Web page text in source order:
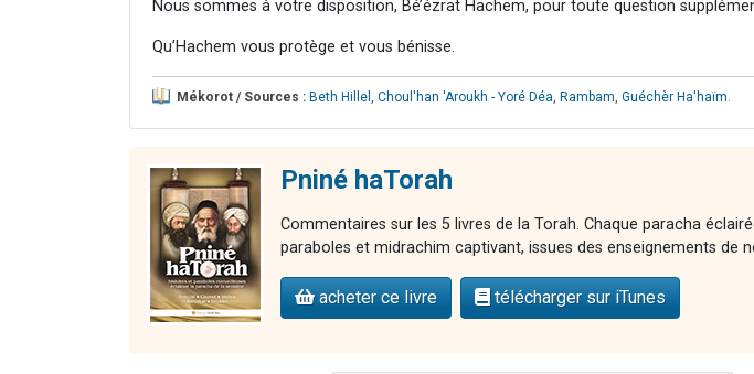
Nous sommes à votre disposition, Bé’ézrat Hachem, pour toute question
Qu’Hachem vous protège et vous bénisse.
Mékorot / Sources : Beth Hillel Choul'han 'Aroukh - Yoré Déa Rambam Guéchèr Ha'haïm
Pniné haTorah
Commentaires sur les 5 livres de la Torah. Chaque paracha
paraboles et midrachim captivant, issues des enseignements de
acheter ce livre télécharger sur iTunes